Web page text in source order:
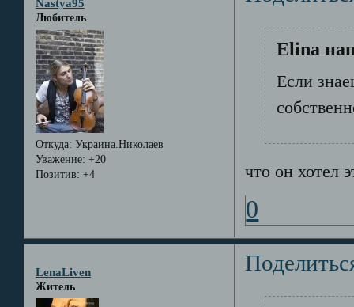
Nastya95
Любитель
Откуда: Украина.Николаев
Уважение: +20
Позитив: +4
Elina
Если
что он хотел
0
LenaLiven
Житель